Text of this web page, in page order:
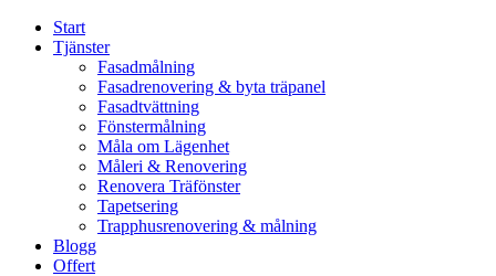
Start
Tjänster
Fasadmålning
Fasadrenovering & byta träpanel
Fasadtvättning
Fönstermålning
Måla om Lägenhet
Måleri & Renovering
Renovera Träfönster
Tapetsering
Trapphusrenovering & målning
Blogg
Offert